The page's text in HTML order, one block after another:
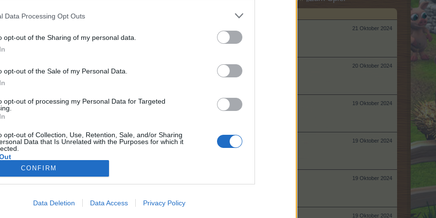
Data Processing Opt Outs
opt-out of the Sharing of my personal data.
opt-out of the Sale of my Personal Data.
opt-out of processing my Personal Data for Targeted
opt-out of Collection, Use, Retention, Sale, and/or Sharing
Data that Is Unrelated with the Purposes for which it
CONFIRM
Data Deletion Data Access Privacy Policy
21 Oktober 2024
20 Oktober 2024
19 Oktober 2024
19 Oktober 2024
6.000
19 Oktober 2024
19 Oktober 2024